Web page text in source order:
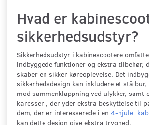
Hvad er
sikkerhedsudstyr?
Sikkerhedsudstyr i kabinescootere
indbyggede funktioner og ekstra tilbehør,
skaber en sikker køreoplevelse. Det
sikkerhedsdesign kan inkludere et
mod sammenklappning ved ulykker, samt
karosseri, der yder ekstra beskyttelse til
dem, der er interesserede i en 4-hjulet
kan dette design give ekstra tryghed.